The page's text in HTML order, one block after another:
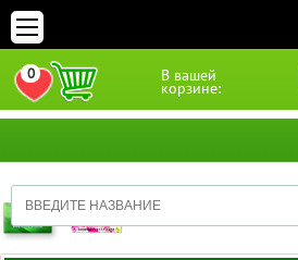
В вашей
корзине:
0
ПЕРЕЙТИ В ИЗБРАННОЕ